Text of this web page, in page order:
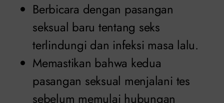
Berbicara dengan pasangan
seksual baru tentang seks
terlindungi dan infeksi masa lalu.
Memastikan bahwa kedua
pasangan seksual menjalani tes
sebelum memulai hubungan